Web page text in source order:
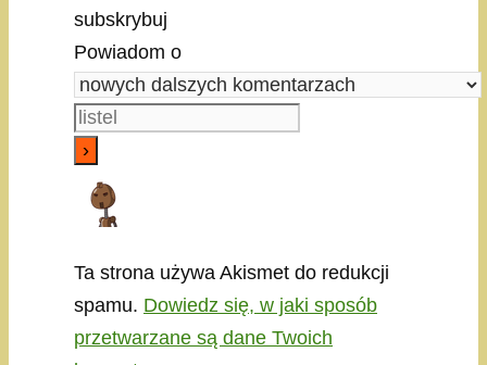
subskrybuj
Powiadom o
Ta strona używa Akismet do redukcji
spamu. Dowiedz się, w jaki sposób
przetwarzane są dane Twoich